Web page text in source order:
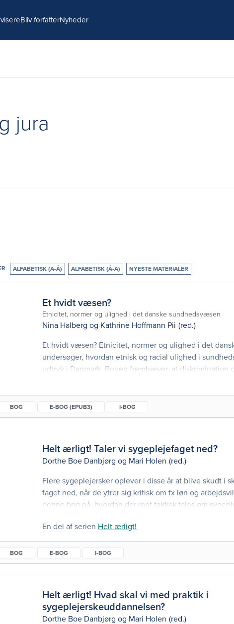
Bliv forfatterNyheder
jura
ALFABETISK (A-Å) ALFABETISK (Å-A) NYESTE MATERIALER
Et hvidt væsen?
Etnicitet, normer og ulighed i det danske sundhedsvæsen
Nina Halberg og Kathrine Hoffmann Pii (red.)
Et hvidt væsen? Etnicitet, normer og ulighed i det
undersøger, hvordan etnisk og racial ulighed i
udtryk i Danmark. Bogen fremhæver, at diskrimination
men i højere grad er indlejret i sundhedssystemets
sundhedsvæsenets ”væsen
BOG E-BOG (EPUB3) I-BOG
Helt ærligt! Taler vi sygeplejefaget ned?
Dorthe Boe Danbjørg og Mari Holen (red.)
Flere sygeplejersker oplever i disse år at blive skudt i
faget ned, når de ytrer sig kritisk om fx løn og
denne bog på, hvordan der rent faktisk tales om
der ligger bag de kritiske røster, og hvordan disse
For er sygeplejerskers beklagelser og negative
En del af serien Helt ærligt!
BOG E-BOG I-BOG
Helt ærligt! Hvad skal vi med praktik i
sygeplejerskeuddannelsen?
Dorthe Boe Danbjørg og Mari Holen (red.)